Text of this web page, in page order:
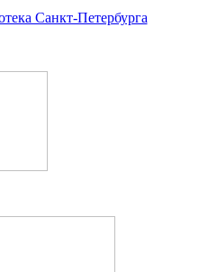
Санкт-Петербурга